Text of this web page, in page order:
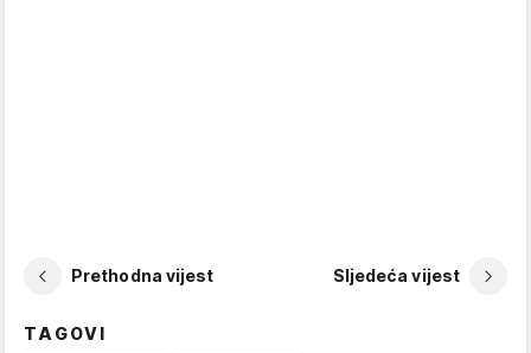
Prethodna vijest Sljedeća vijest
TAGOVI